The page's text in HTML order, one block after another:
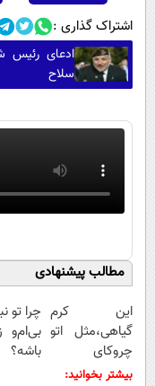
اشتراک گذاری :
ادعای رئیس
سلاح
مطالب پیشنهادی
این کرم
گیاهی،مثل اتو
چروکای
پوستتوصاف
چرا تو
بی‌ام‌و
بیشتر بخوانید: